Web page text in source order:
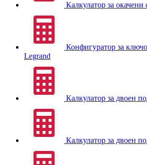
Калкулатор за окачени
Конфигуратор за
Legrand
Калкулатор за двоен
Калкулатор за двоен